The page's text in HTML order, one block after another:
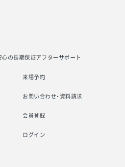
心の長期保証アフターサポート
来場予約
お問い合わせ・資料請求
会員登録
ログイン